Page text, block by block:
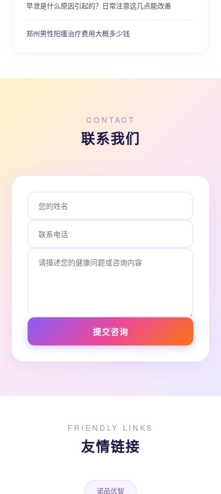
早泄是什么原因引起的？日常注意这几点能改善
郑州男性阳痿治疗费用大概多少钱
CONTACT
联系我们
提交咨询
FRIENDLY LINKS
友情链接
诺品优智